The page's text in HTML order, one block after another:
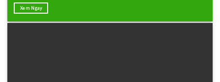
Xem Ngay